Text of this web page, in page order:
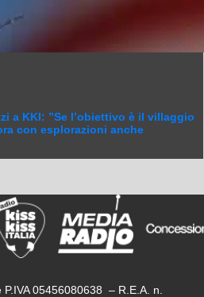
a KKI: ”Se l’obiettivo è il villaggio
con esplorazioni anche
05456080638 – R.E.A. n.